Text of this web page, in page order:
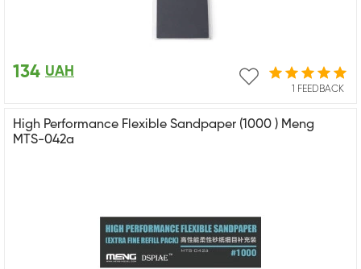
1 FEEDBACK
134 UAH
High Performance Flexible Sandpaper (1000 ) Meng
MTS-042a